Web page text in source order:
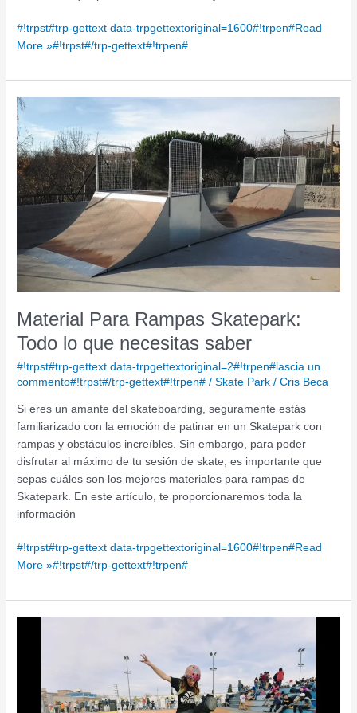
#!trpst#trp-gettext data-trpgettextoriginal=1600#!trpen#Read
More »#!trpst#/trp-gettext#!trpen#
Material Para Rampas Skatepark:
Todo lo que necesitas saber
#!trpst#trp-gettext data-trpgettextoriginal=2#!trpen#lascia un
commento#!trpst#/trp-gettext#!trpen# /Skate Park /Cris Beca
Si eres un amante del skateboarding, seguramente estás
familiarizado con la emoción de patinar en un Skatepark con
rampas y obstáculos increíbles. Sin embargo, para poder
disfrutar al máximo de tu sesión de skate, es importante que
sepas cuáles son los mejores materiales para rampas de
Skatepark. En este artículo, te proporcionaremos toda la
información
Material
Para
Rampas
Skatepark:
Todo
lo
que
necesitas
saber
#!trpst#trp-gettext data-trpgettextoriginal=1600#!trpen#Read
More »#!trpst#/trp-gettext#!trpen#
Skatepark